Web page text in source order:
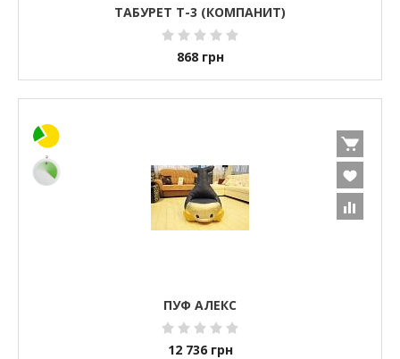
ТАБУРЕТ Т-3 (КОМПАНИТ)
868 грн
ПУФ АЛЕКС
12 736 грн